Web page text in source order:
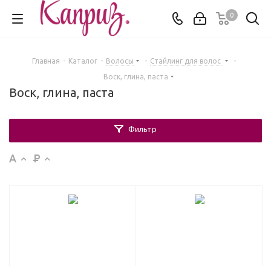
0
Главная - Каталог - Волосы - Стайлинг для волос
-
Воск, глина, паста
Воск, глина, паста
Фильтр